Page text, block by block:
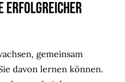
Service
Kontakt
erfolgreicher
gemeinsam
davon lernen können.